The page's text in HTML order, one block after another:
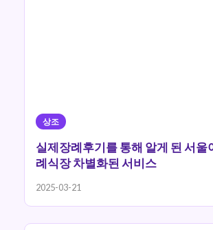
상조
실제장례후기를 통해 알게 된 서울
례식장 차별화된 서비스
2025-03-21